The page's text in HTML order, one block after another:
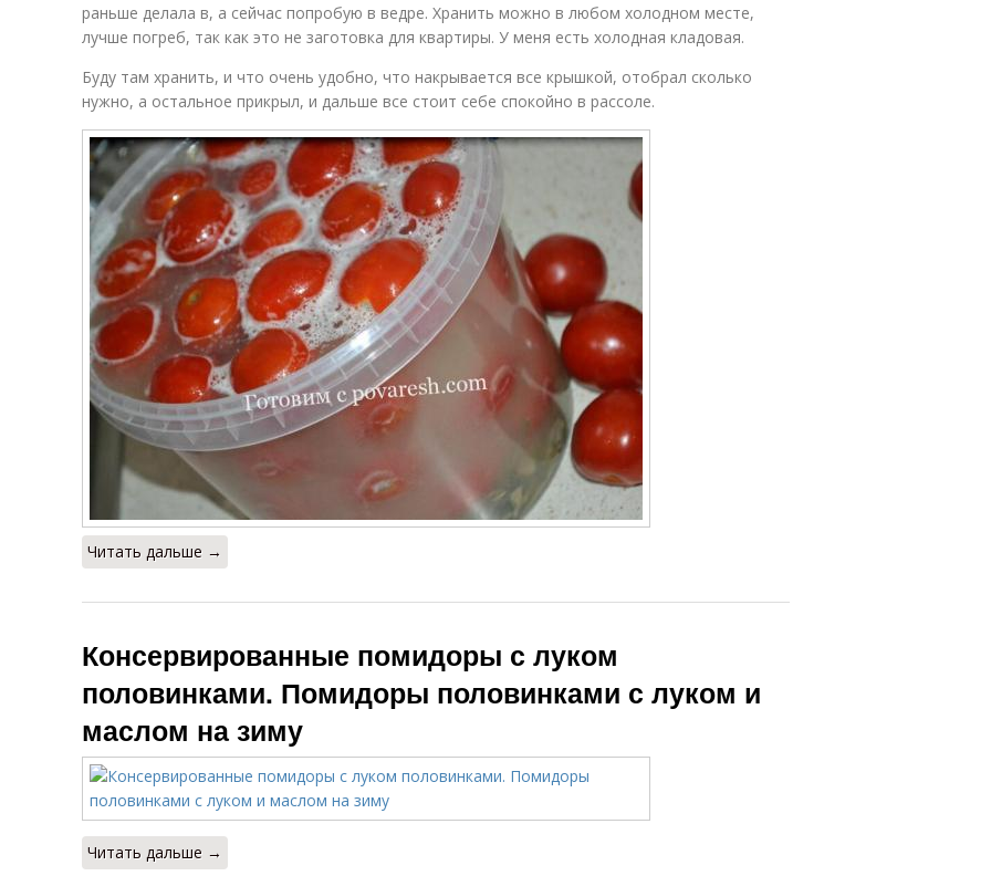
раньше делала в, а сейчас попробую в ведре. Хранить можно в любом холодном месте,
лучше погреб, так как это не заготовка для квартиры. У меня есть холодная кладовая.
Буду там хранить, и что очень удобно, что накрывается все крышкой, отобрал сколько
нужно, а остальное прикрыл, и дальше все стоит себе спокойно в рассоле.
Читать дальше →
Консервированные помидоры с луком
половинками. Помидоры половинками с луком и
маслом на зиму
Читать дальше →